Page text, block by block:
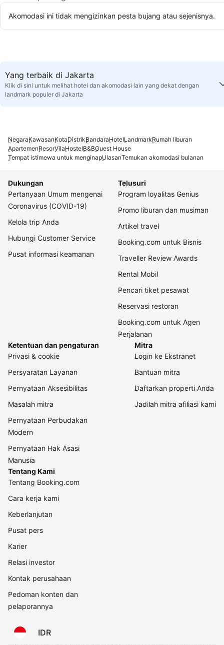
Akomodasi ini tidak mengizinkan pesta bujang atau sejenisnya.
Yang terbaik di Jakarta
Klik di sini untuk melihat hotel dan akomodasi lain yang dekat dengan
landmark populer di Jakarta
NegaraKawasanKotaDistrikBandaraHotelLandmarkRumah liburan
ApartemenResorVilaHostelB&BGuest House
Tempat istimewa untuk menginapUlasanTemukan akomodasi bulanan
Dukungan
Pertanyaan Umum mengenai
Coronavirus (COVID-19)
Kelola trip Anda
Hubungi Customer Service
Pusat informasi keamanan
Telusuri
Program loyalitas Genius
Promo liburan dan musiman
Artikel travel
Booking.com untuk Bisnis
Traveller Review Awards
Rental Mobil
Pencari tiket pesawat
Reservasi restoran
Booking.com untuk Agen
Perjalanan
Ketentuan dan pengaturan
Privasi & cookie
Persyaratan Layanan
Pernyataan Aksesibilitas
Masalah mitra
Pernyataan Perbudakan
Modern
Pernyataan Hak Asasi
Manusia
Mitra
Login ke Ekstranet
Bantuan mitra
Daftarkan properti Anda
Jadilah mitra afiliasi kami
Tentang Kami
Tentang Booking.com
Cara kerja kami
Keberlanjutan
Pusat pers
Karier
Relasi investor
Kontak perusahaan
Pedoman konten dan
pelaporannya
IDR